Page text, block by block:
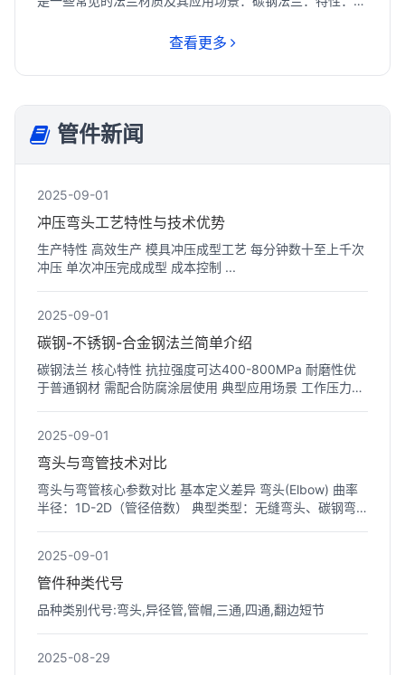
查看更多
管件新闻
2025-09-01
冲压弯头工艺特性与技术优势
生产特性 高效生产 模具冲压成型工艺 每分钟数十至上千次
冲压 单次冲压完成成型 成本控制 ...
2025-09-01
碳钢-不锈钢-合金钢法兰‌简单介绍
碳钢法兰 核心特性 抗拉强度可达400-800MPa 耐磨性优
于普通钢材 需配合防腐涂层使用 典型应用场景 工作压力
2025-09-01
弯头与弯管技术对比
弯头与弯管核心参数对比 基本定义差异 弯头(Elbow) 曲率
半径：1D-2D（管径倍数） 典型类型：无缝弯头、碳钢弯
2025-09-01
管件种类代号
品种类别代号:弯头,异径管,管帽,三通,四通,翻边短节
2025-08-29